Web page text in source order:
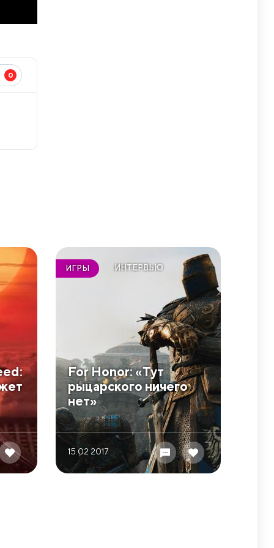
0
ИГРЫ ИНТЕРВЬЮ
For Honor: «Тут
рыцарского ничего
нет»
15.02 2017